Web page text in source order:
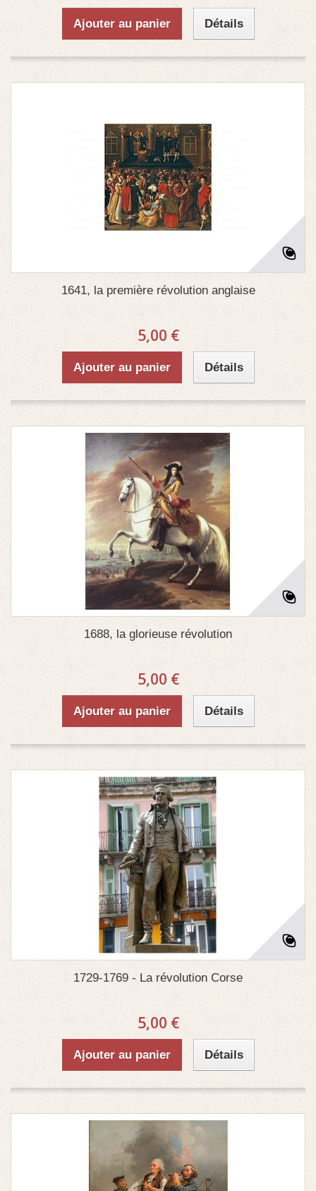
Ajouter au panier Détails
1641, la première révolution anglaise
5,00 €
Ajouter au panier Détails
1688, la glorieuse révolution
5,00 €
Ajouter au panier Détails
1729-1769 - La révolution Corse
5,00 €
Ajouter au panier Détails